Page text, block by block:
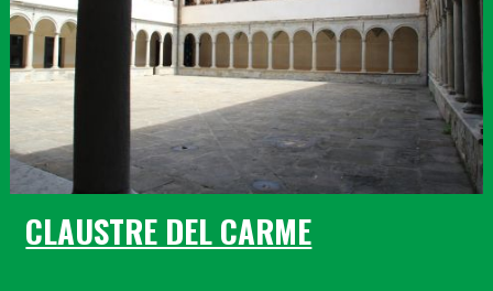
CLAUSTRE DEL CARME